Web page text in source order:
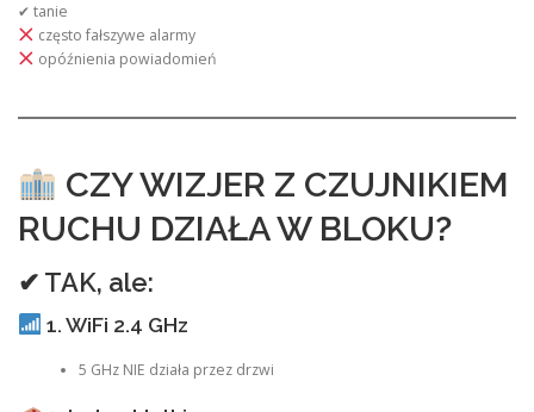
✔ tanie
często fałszywe alarmy
opóźnienia powiadomień
CZY WIZJER Z CZUJNIKIEM
RUCHU DZIAŁA W BLOKU?
✔ TAK, ale:
1. WiFi 2.4 GHz
5 GHz NIE działa przez drzwi